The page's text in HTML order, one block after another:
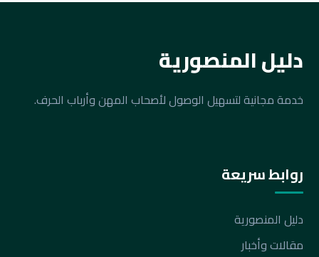
دليل المنصورية
خدمة مجانية لتسهيل الوصول لأصحاب المهن وأرباب الحرف.
روابط سريعة
دليل المنصورية
مقالات وأخبار